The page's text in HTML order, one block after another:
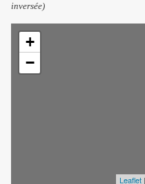
inversée)
+
−
Leaflet